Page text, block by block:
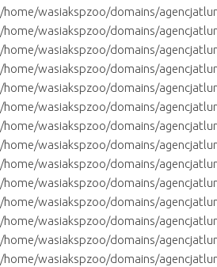
/home/wasiakspzoo/domains/
/home/wasiakspzoo/domains/
/home/wasiakspzoo/domains/
/home/wasiakspzoo/domains/
/home/wasiakspzoo/domains/
/home/wasiakspzoo/domains/
/home/wasiakspzoo/domains/
/home/wasiakspzoo/domains/
/home/wasiakspzoo/domains/
/home/wasiakspzoo/domains/
/home/wasiakspzoo/domains/
/home/wasiakspzoo/domains/
/home/wasiakspzoo/domains/
/home/wasiakspzoo/domains/